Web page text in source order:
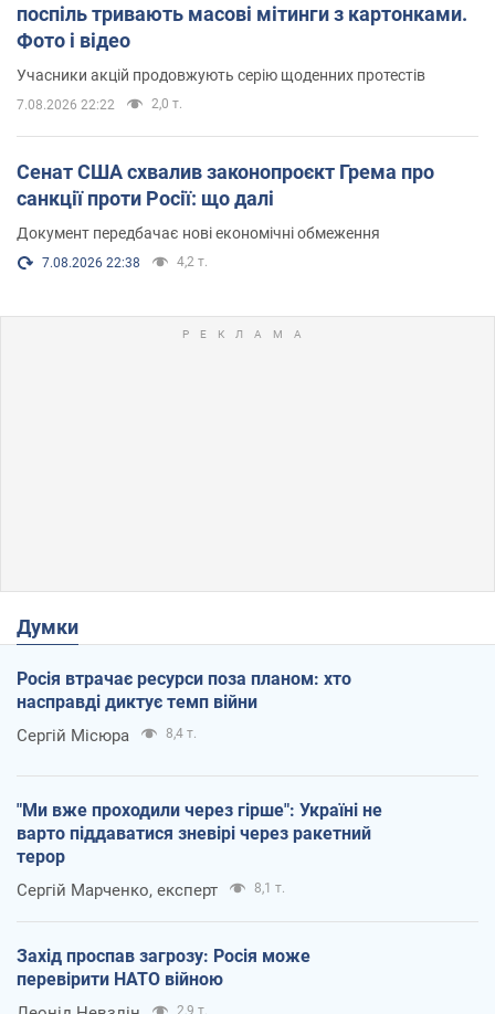
поспіль тривають масові мітинги з картонками.
Фото і відео
Учасники акцій продовжують серію щоденних протестів
7.08.2026 22:22 2,0 т.
Сенат США схвалив законопроєкт Грема про
санкції проти Росії: що далі
Документ передбачає нові економічні обмеження
7.08.2026 22:38 4,2 т.
Думки
Росія втрачає ресурси поза планом: хто
насправді диктує темп війни
Сергій Місюра 8,4 т.
"Ми вже проходили через гірше": Україні не
варто піддаватися зневірі через ракетний
терор
Сергій Марченко, експерт 8,1 т.
Захід проспав загрозу: Росія може
перевірити НАТО війною
2,9 т.